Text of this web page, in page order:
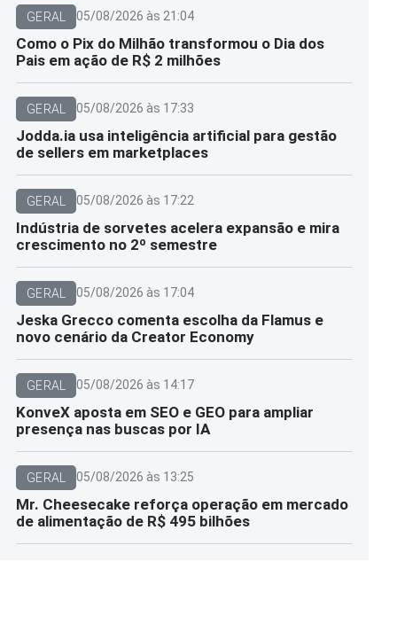
GERAL 05/08/2026 às 21:04
Como o Pix do Milhão transformou o Dia dos
Pais em ação de R$ 2 milhões
GERAL 05/08/2026 às 17:33
Jodda.ia usa inteligência artificial para gestão
de sellers em marketplaces
GERAL 05/08/2026 às 17:22
Indústria de sorvetes acelera expansão e mira
crescimento no 2º semestre
GERAL 05/08/2026 às 17:04
Jeska Grecco comenta escolha da Flamus e
novo cenário da Creator Economy
GERAL 05/08/2026 às 14:17
KonveX aposta em SEO e GEO para ampliar
presença nas buscas por IA
GERAL 05/08/2026 às 13:25
Mr. Cheesecake reforça operação em mercado
de alimentação de R$ 495 bilhões